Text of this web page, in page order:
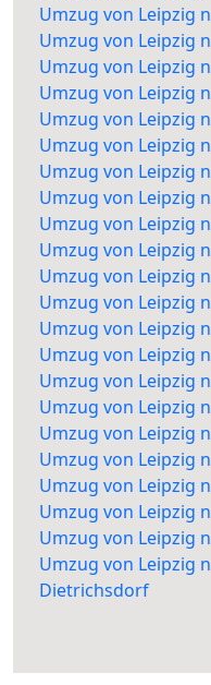
Umzug von Leipzig
Umzug von Leipzig
Umzug von Leipzig
Umzug von Leipzig
Umzug von Leipzig
Umzug von Leipzig
Umzug von Leipzig
Umzug von Leipzig
Umzug von Leipzig
Umzug von Leipzig
Umzug von Leipzig
Umzug von Leipzig
Umzug von Leipzig
Umzug von Leipzig
Umzug von Leipzig
Umzug von Leipzig
Umzug von Leipzig
Umzug von Leipzig
Umzug von Leipzig
Umzug von Leipzig
Umzug von Leipzig
Umzug von Leipzig
Dietrichsdorf